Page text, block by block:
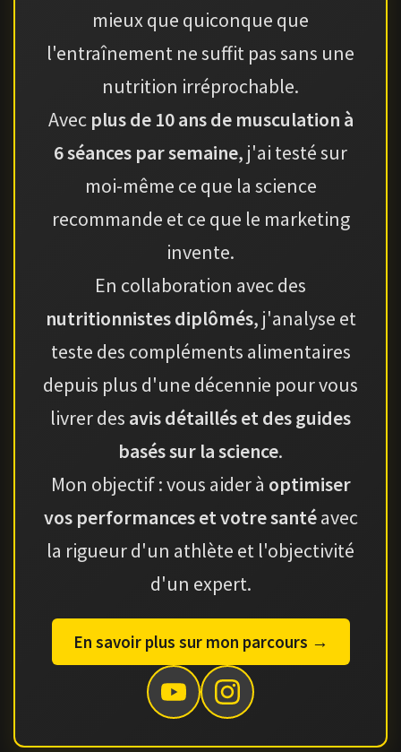
mieux que quiconque que
l'entraînement ne suffit pas sans une
nutrition irréprochable.
Avec plus de 10 ans de musculation à
6 séances par semaine, j'ai testé sur
moi-même ce que la science
recommande et ce que le marketing
invente.
En collaboration avec des
nutritionnistes diplômés, j'analyse et
teste des compléments alimentaires
depuis plus d'une décennie pour vous
livrer des avis détaillés et des guides
basés sur la science.
Mon objectif : vous aider à optimiser
vos performances et votre santéavec
la rigueur d'un athlète et l'objectivité
d'un expert.
En savoir plus sur mon parcours →